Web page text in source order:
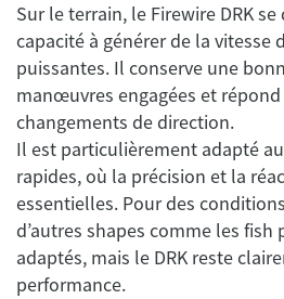
Sur le terrain, le Firewire DRK
capacité à générer de la vitesse
puissantes. Il conserve une
manœuvres engagées et
changements de direction.
Il est particulièrement adapté
rapides, où la précision et la
essentielles. Pour des
d’autres shapes comme les fish
adaptés, mais le DRK reste
performance.